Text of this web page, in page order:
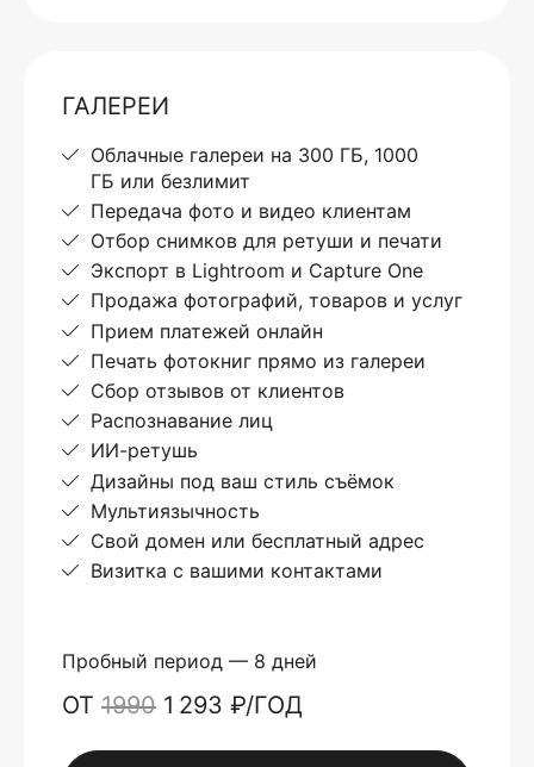
ГАЛЕРЕИ
Облачные галереи на 300 ГБ, 1000
ГБ или безлимит
Передача фото и видео клиентам
Отбор снимков для ретуши и печати
Экспорт в Lightroom и Capture One
Продажа фотографий, товаров и услуг
Прием платежей онлайн
Печать фотокниг прямо из галереи
Сбор отзывов от клиентов
Распознавание лиц
ИИ-ретушь
Дизайны под ваш стиль съёмок
Мультиязычность
Свой домен или бесплатный адрес
Визитка с вашими контактами
Пробный период — 8 дней
ОТ 1990 1 293 ₽/ГОД